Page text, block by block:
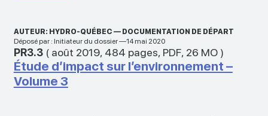
AUTEUR: HYDRO-QUÉBEC — DOCUMENTATION DE DÉPART
Déposé par : Initiateur du dossier —14 mai 2020
PR3.3( août 2019, 484 pages, PDF, 26 MO)
Étude d’impact sur l’environnement –
Volume 3